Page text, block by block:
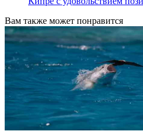
Вам также может понравится